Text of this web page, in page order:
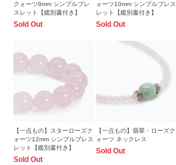
クォーツ8mm シンプルブレ
スレット【鑑別書付き】
Sold Out
ォーツ10mm シンプルブレス
レット【鑑別書付き】
Sold Out
【一点もの】スターローズク
ォーツ12mm シンプルブレス
レット【鑑別書付き】
Sold Out
【一点もの】翡翠・ローズク
ォーツ ネックレス
Sold Out